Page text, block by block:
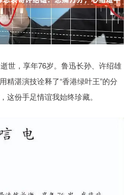
世，享年76岁。鲁迅长孙、许绍雄
精湛演技诠释了“香港绿叶王”的分
这份手足情谊我始终珍藏。